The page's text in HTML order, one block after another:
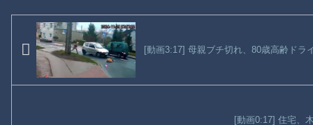
[動画3:17] 母親ブチ切れ、80歳高齢ドラ
[動画0:17] 住宅、